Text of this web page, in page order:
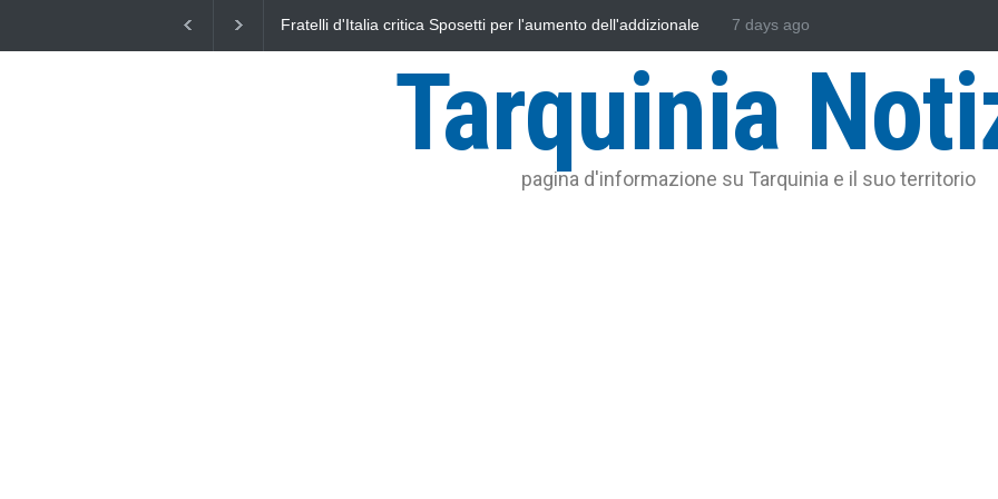
L'Università della Tuscia e l'Assonautica Provinciale di Viterbo
Vincenzo Ferri, un Eroe tarquiniese
7 days ago
Tarquinia
pagina d'informazione su Tarquinia e il suo territorio